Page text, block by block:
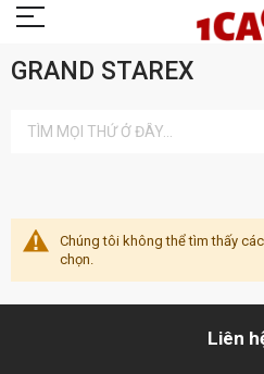
GRAND STAREX
Chúng tôi không thể tìm thấy
chọn.
Liên